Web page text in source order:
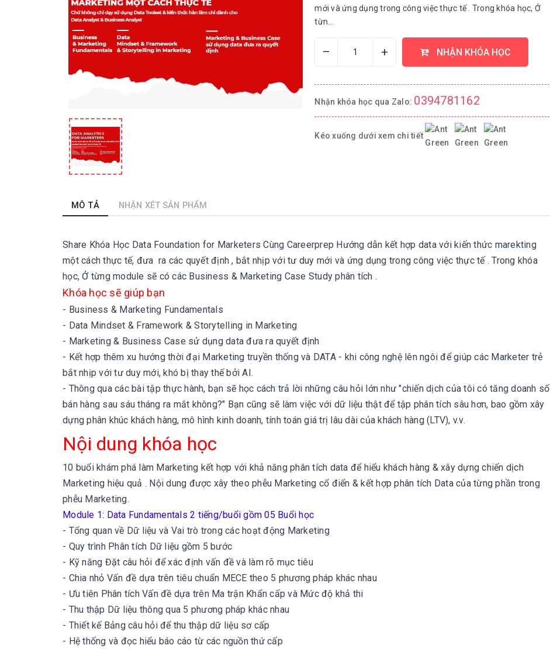
mới và ứng dụng trong công việc thực tế . Trong khóa học, Ở
từn...
– + NHẬN KHÓA HỌC
Nhận khóa học qua Zalo: 0394781162
Kéo xuống dưới xem chi tiết
MÔ TẢ NHẬN XÉT SẢN PHẨM
Share Khóa Học Data Foundation for Marketers Cùng Careerprep Hướng dẫn kết hợp data với kiến thức marekting
một cách thực tế, đưa ra các quyết định , bắt nhịp với tư duy mới và ứng dụng trong công việc thực tế . Trong khóa
học,Ở từng module sẽ có các Business & Marketing Case Study phân tích .
Khóa học sẽ giúp bạn
- Business & Marketing Fundamentals
- Data Mindset & Framework & Storytelling in Marketing
- Marketing & Business Case sử dụng data đưa ra quyết định
- Kết hợp thêm xu hướng thời đại Marketing truyền thống và DATA - khi công nghệ lên ngôi để giúp các Marketer trẻ
bắt nhịp với tư duy mới, khó bị thay thế bởi AI.
- Thông qua các bài tập thực hành, bạn sẽ học cách trả lời những câu hỏi lớn như "chiến dịch của tôi có tăng doanh số
bán hàng sau sáu tháng ra mắt không?" Bạn cũng sẽ làm việc với dữ liệu thật để tập phân tích sâu hơn, bao gồm xây
dựng phân khúc khách hàng, mô hình kinh doanh, tính toán giá trị lâu dài của khách hàng (LTV), v.v.
Nội dung khóa học
10 buổi khám phá làm Marketing kết hợp với khả năng phân tích data để hiểu khách hàng & xây dựng chiến dịch
Marketing hiệu quả . Nội dung được xây theo phễu Marketing cổ điển & kết hợp phân tích Data của từng phần trong
phễu Marketing.
Module 1: Data Fundamentals 2 tiếng/buổi gồm05 Buổi học
- Tổng quan về Dữ liệu và Vai trò trong các hoạt động Marketing
- Quy trình Phân tích Dữ liệu gồm 5 bước
- Kỹ năng Đặt câu hỏi để xác định vấn đề và làm rõ mục tiêu
- Chia nhỏ Vấn đề dựa trên tiêu chuẩn MECE theo 5 phương pháp khác nhau
- Ưu tiên Phân tích Vấn đề dựa trên Ma trận Khẩn cấp và Mức độ khả thi
- Thu thập Dữ liệu thông qua 5 phương pháp khác nhau
- Thiết kế Bảng câu hỏi để thu thập dữ liệu sơ cấp
- Hệ thống và đọc hiểu báo cáo từ các nguồn thứ cấp